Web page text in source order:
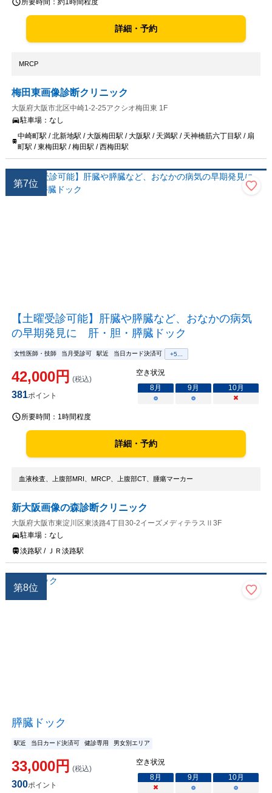
所要時間： 約1時間程度
詳細・予約
MRCP
梅田東画像診断クリニック
大阪府大阪市北区中崎1-2-25アクシオ梅田東 1F
駐車場： なし
中崎町駅 / 北新地駅 / 大阪梅田駅 / 大阪駅 / 天満駅 / 天神橋筋六丁目駅 / 扇
町駅 / 東梅田駅 / 梅田駅 / 西梅田駅
第7位
【土曜受診可能】肝臓や膵臓など、おなかの病気
の早期発見に 肝・胆・膵臓ドック
女性医師・技師 当月受診可 駅近 当日カード決済可 +5...
42,000円 (税込)
381ポイント
空き状況
8月 9月 10月
○
○ ×
所要時間： 1時間程度
詳細・予約
血液検査、上腹部MRI、MRCP、上腹部CT、腫瘍マーカー
新大阪画像の森診断クリニック
大阪府大阪市東淀川区東淡路4丁目30-2イーズメディテラスⅡ3F
駐車場： なし
淡路駅 / ＪＲ淡路駅
第8位
膵臓ドック
駅近 当日カード決済可 健診専用 男女別エリア
33,000円 (税込)
300ポイント
空き状況
8月 9月 10月
×
○ ○